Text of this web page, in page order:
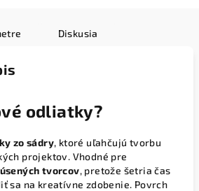
Diskusia
odliatky?
zo sádry, ktoré uľahčujú tvorbu
projektov. Vhodné pre
tvorcov, pretože šetria čas
sa na kreatívne zdobenie. Povrch